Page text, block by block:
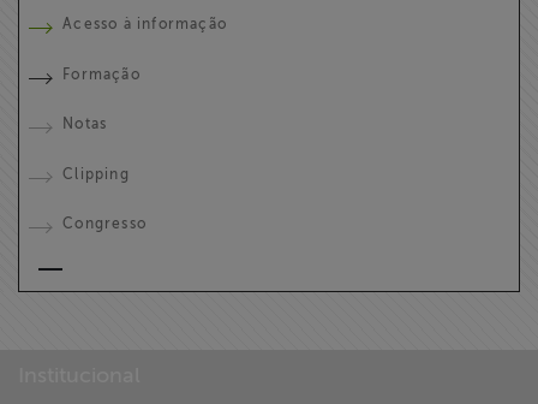
Acesso à informação
Formação
Notas
Clipping
Congresso